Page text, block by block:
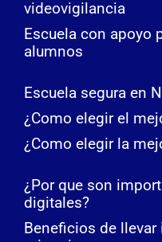
videovigilancia
Escuela con apoyo
alumnos
Escuela segura en
¿Como elegir el
¿Como elegir la
¿Por que son
digitales?
Beneficios de